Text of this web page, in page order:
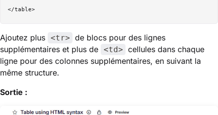
Ajoutez plus <tr> de blocs pour des lignes
supplémentaires et plus de <td> cellules dans chaque
ligne pour des colonnes supplémentaires, en suivant la
même structure.
Sortie :